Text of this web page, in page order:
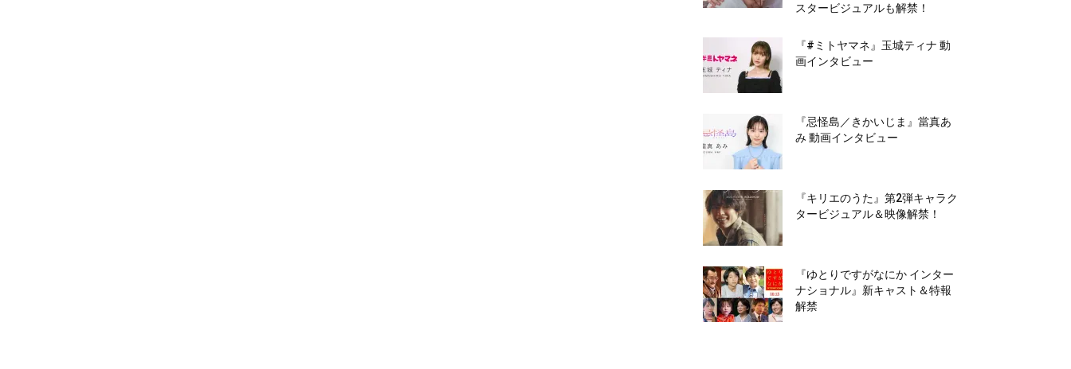
スタービジュアルも解禁！
『#ミトヤマネ』玉城ティナ 動
画インタビュー
『忌怪島／きかいじま』當真あ
み 動画インタビュー
『キリエのうた』第2弾キャラク
タービジュアル＆映像解禁！
『ゆとりですがなにか インター
ナショナル』新キャスト＆特報
解禁